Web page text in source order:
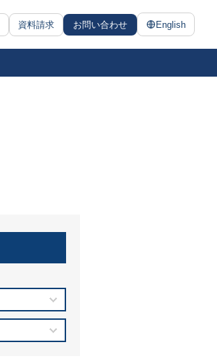
資料請求 お問い合わせ English